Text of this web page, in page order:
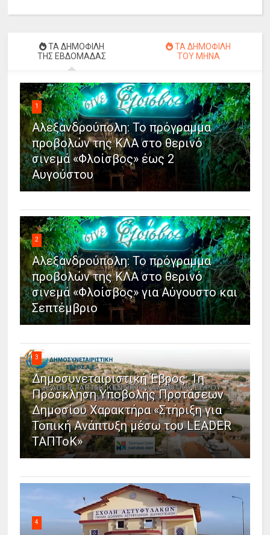
ΤΑ ΔΗΜΟΦΙΛΗ
ΤΗΣ ΕΒΔΟΜΑΔΑΣ
ΤΑ ΔΗΜΟΦΙΛΗ
ΤΟΥ ΜΗΝΑ
1
Αλεξανδρούπολη: Το πρόγραμμα
προβολών της ΚΛΑ στο θερινό
σινεμά «Φλοίσβος» έως 2
Αυγούστου
2
Αλεξανδρούπολη: Το πρόγραμμα
προβολών της ΚΛΑ στο θερινό
σινεμά «Φλοίσβος» για Αύγουστο και
Σεπτέμβριο
3
Δημοσυνεταιριστική Έβρος: 1η
Πρόσκληση Υποβολής Προτάσεων
Δημοσίου Χαρακτήρα «Στήριξη για
Τοπική Ανάπτυξη μέσω του LEADER
ΤΑΠΤοΚ»
4